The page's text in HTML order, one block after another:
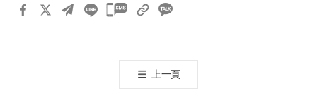
카
톡
공
上一頁